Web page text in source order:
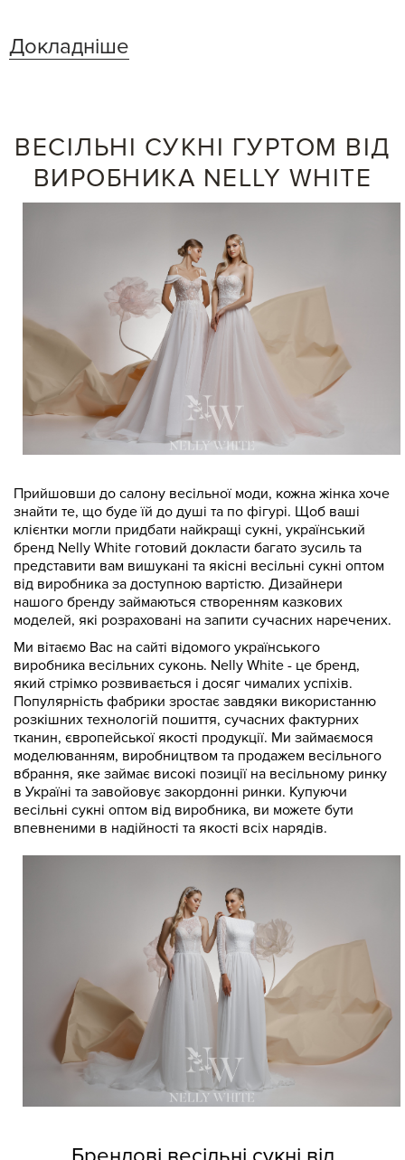
Докладніше
ВЕСІЛЬНІ СУКНІ ГУРТОМ ВІД
ВИРОБНИКА NELLY WHITE
Прийшовши до салону весільної моди, кожна жінка хоче
знайти те, що буде їй до душі та по фігурі. Щоб ваші
клієнтки могли придбати найкращі сукні, український
бренд Nelly White готовий докласти багато зусиль та
представити вам вишукані та якісні весільні сукні оптом
від виробника за доступною вартістю. Дизайнери
нашого бренду займаються створенням казкових
моделей, які розраховані на запити сучасних наречених.
Ми вітаємо Вас на сайті відомого українського
виробника весільних суконь. Nelly White - це бренд,
який стрімко розвивається і досяг чималих успіхів.
Популярність фабрики зростає завдяки використанню
розкішних технологій пошиття, сучасних фактурних
тканин, європейської якості продукції. Ми займаємося
моделюванням, виробництвом та продажем весільного
вбрання, яке займає високі позиції на весільному ринку
в Україні та завойовує закордонні ринки. Купуючи
весільні сукні оптом від виробника, ви можете бути
впевненими в надійності та якості всіх нарядів.